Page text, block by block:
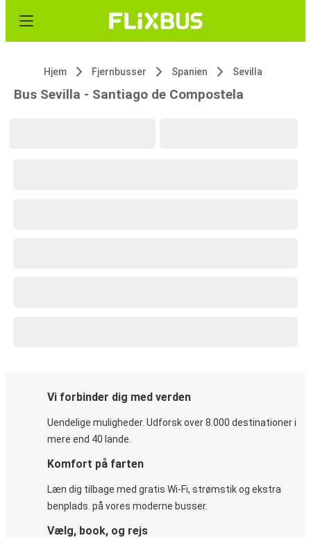
Hjem Fjernbusser Spanien Sevilla
Bus Sevilla - Santiago de Compostela
Vi forbinder dig med verden
Uendelige muligheder. Udforsk over 8.000 destinationer i
mere end 40 lande.
Komfort på farten
Læn dig tilbage med gratis Wi-Fi, strømstik og ekstra
benplads. på vores moderne busser.
Vælg, book, og rejs